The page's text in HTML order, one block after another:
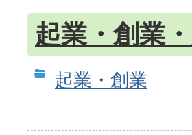
起業・創業
起業・創業